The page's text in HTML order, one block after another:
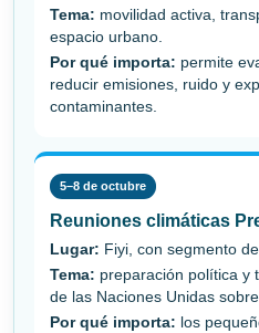
Tema: movilidad activa,
espacio urbano.
Por qué importa: permite
reducir emisiones, ruido y
contaminantes.
5–8 de octubre
Reuniones climáticas
Lugar: Fiyi, con segmento
Tema: preparación política y
de las Naciones Unidas
Por qué importa: los